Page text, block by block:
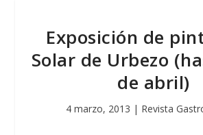
Exposición de
Solar de Urbezo
de abril)
4 marzo, 2013 | Revista